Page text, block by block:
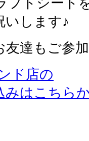
いします♪
達もご参
ド店の
みはこちら